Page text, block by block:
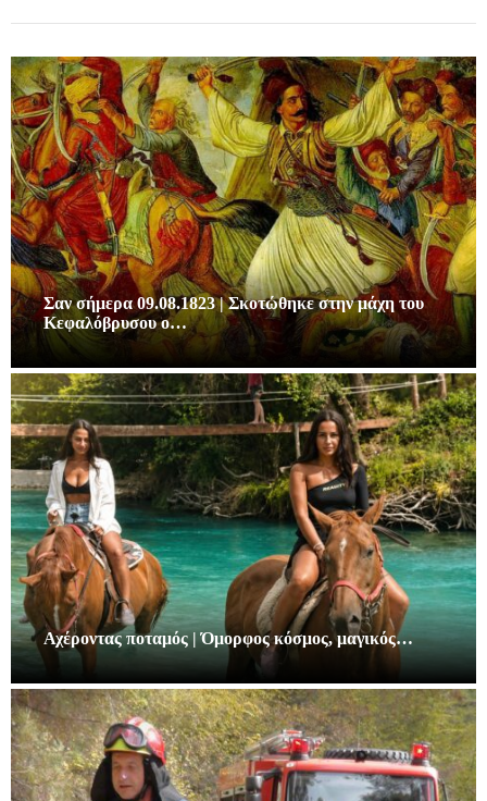
Σαν σήμερα 09.08.1823 | Σκοτώθηκε στην μάχη του
Κεφαλόβρυσου ο…
Αχέροντας ποταμός | Όμορφος κόσμος, μαγικός…